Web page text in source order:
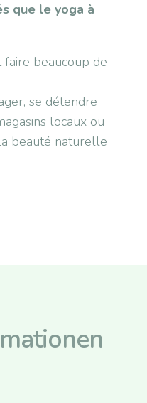
que le yoga à
faire beaucoup de
se détendre
locaux ou
beauté naturelle